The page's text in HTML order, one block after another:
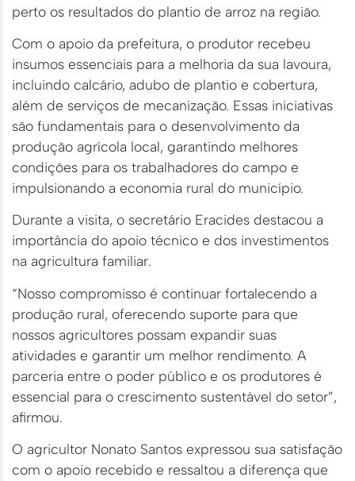
perto os resultados do plantio de arroz na região.
Com o apoio da prefeitura, o produtor recebeu
insumos essenciais para a melhoria da sua lavoura,
incluindo calcário, adubo de plantio e cobertura,
além de serviços de mecanização. Essas iniciativas
são fundamentais para o desenvolvimento da
produção agrícola local, garantindo melhores
condições para os trabalhadores do campo e
impulsionando a economia rural do município.
Durante a visita, o secretário Eracides destacou a
importância do apoio técnico e dos investimentos
na agricultura familiar.
“Nosso compromisso é continuar fortalecendo a
produção rural, oferecendo suporte para que
nossos agricultores possam expandir suas
atividades e garantir um melhor rendimento. A
parceria entre o poder público e os produtores é
essencial para o crescimento sustentável do setor”,
afirmou.
O agricultor Nonato Santos expressou sua satisfação
com o apoio recebido e ressaltou a diferença que